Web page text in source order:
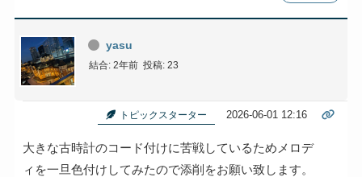
yasu
結合: 2年前 投稿: 23
トピックスターター 2026-06-01 12:16
大きな古時計のコード付けに苦戦しているためメロデ
ィを一旦色付けしてみたので添削をお願い致します。